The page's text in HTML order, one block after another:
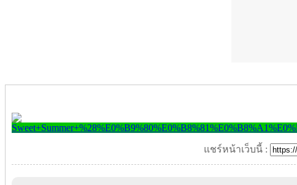
แชร์หน้าเว็บนี้ :